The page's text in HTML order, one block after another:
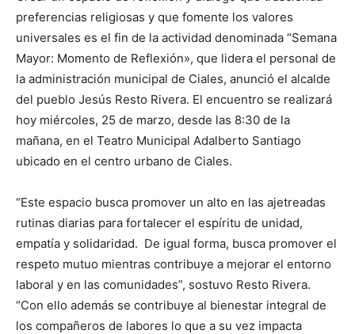
preferencias religiosas y que fomente los valores
universales es el fin de la actividad denominada “Semana
Mayor: Momento de Reflexión», que lidera el personal de
la administración municipal de Ciales, anunció el alcalde
del pueblo Jesús Resto Rivera. El encuentro se realizará
hoy miércoles, 25 de marzo, desde las 8:30 de la
mañana, en el Teatro Municipal Adalberto Santiago
ubicado en el centro urbano de Ciales.
“Este espacio busca promover un alto en las ajetreadas
rutinas diarias para fortalecer el espíritu de unidad,
empatía y solidaridad. De igual forma, busca promover el
respeto mutuo mientras contribuye a mejorar el entorno
laboral y en las comunidades”, sostuvo Resto Rivera.
“Con ello además se contribuye al bienestar integral de
los compañeros de labores lo que a su vez impacta